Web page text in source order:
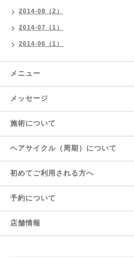
2014-08（2）
2014-07（1）
2014-06（1）
メニュー
メッセージ
施術について
ヘアサイクル（周期）について
初めてご利用される方へ
予約について
店舗情報